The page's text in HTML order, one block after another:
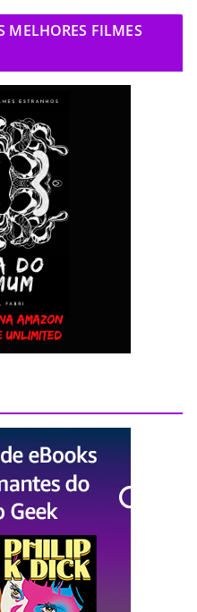
MELHORES FILMES